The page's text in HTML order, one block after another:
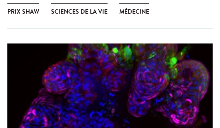
PRIX SHAW SCIENCES DE LA VIE MÉDECINE